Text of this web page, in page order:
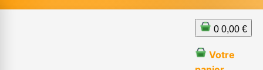
0 0,00 €
Votre